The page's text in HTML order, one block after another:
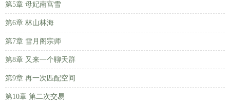
第5章 母妃南宫雪
第6章 林山林海
第7章 雪月阁宗师
第8章 又来一个聊天群
第9章 再一次匹配空间
第10章 第二次交易